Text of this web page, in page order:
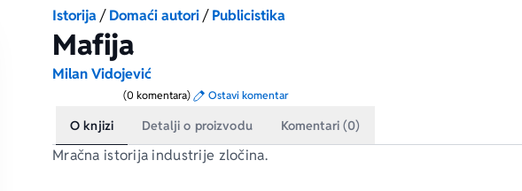
Istorija/Domaći autori/Publicistika
Mafija
Milan Vidojević
(0 komentara) Ostavi komentar
O knjizi Detalji o proizvodu Komentari (0)
Mračna istorija industrije zločina.